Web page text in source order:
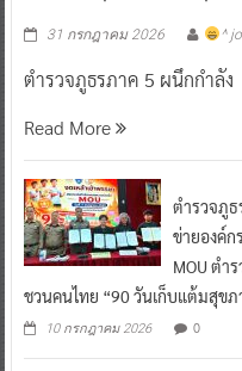
31 กรกฎาคม 2026 ^
ตำรวจภูธรภาค 5 ผนึกกำลัง
Read More
ตำรวจภู
ข่ายองค์ก
MOU ตำ
ชวนคนไทย “90 วันเก็บแต้มสุขภ
10 กรกฎาคม 2026 0